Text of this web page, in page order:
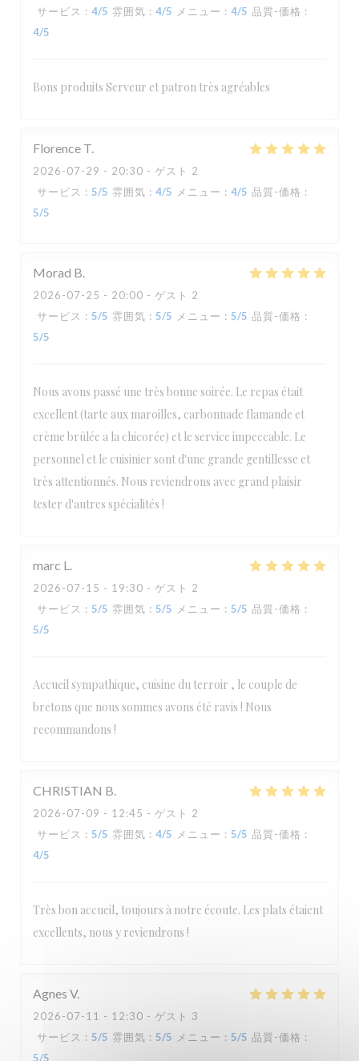
サービス : 4/5 雰囲気 : 4/5 メニュー : 4/5 品質-価格 :
4/5
Bons produits Serveur et patron très agréables
Florence T
2026-07-29 - 20:30 - ゲスト 2
サービス : 5/5 雰囲気 : 4/5 メニュー : 4/5 品質-価格 :
5/5
Morad B
2026-07-25 - 20:00 - ゲスト 2
サービス : 5/5 雰囲気 : 5/5 メニュー : 5/5 品質-価格 :
5/5
Nous avons passé une très bonne soirée. Le repas était
excellent (tarte aux maroilles, carbonnade flamande et
crème brûlée a la chicorée) et le service impeccable. Le
personnel et le cuisinier sont d'une grande gentillesse et
très attentionnés. Nous reviendrons avec grand plaisir
tester d'autres spécialités !
marc L
2026-07-15 - 19:30 - ゲスト 2
サービス : 5/5 雰囲気 : 5/5 メニュー : 5/5 品質-価格 :
5/5
Accueil sympathique, cuisine du terroir , le couple de
bretons que nous sommes avons été ravis ! Nous
recommandons !
CHRISTIAN B
2026-07-09 - 12:45 - ゲスト 2
サービス : 5/5 雰囲気 : 4/5 メニュー : 5/5 品質-価格 :
4/5
Très bon accueil, toujours à notre écoute. Les plats étaient
excellents, nous y reviendrons !
Agnes V
2026-07-11 - 12:30 - ゲスト 3
サービス : 5/5 雰囲気 : 5/5 メニュー : 5/5 品質-価格 :
5/5